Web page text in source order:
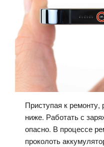
Приступая к ремонту,
ниже. Работать с
опасно. В процессе
проколоть